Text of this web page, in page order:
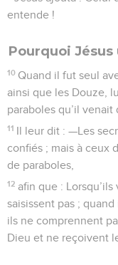
entende !
Pourquoi
10 Quand il fut seul
ainsi que les Douze,
paraboles qu’il venait
11 Il leur dit : —Les
confiés ; mais à ceux
de paraboles,
12 afin que :
saisissent pas ;
ils ne comprennent
Dieu et ne reçoivent